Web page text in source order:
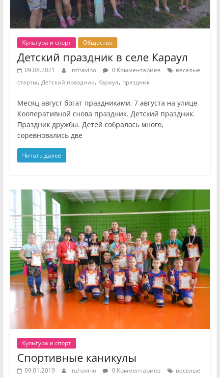
Культура и спорт Общество
Детский праздник в селе Караул
09.08.2021 inzhavino 0 Комментариев
веселые
старты, Детский праздник, Караул, праздник
Месяц август богат праздниками. 7 августа на улице
Кооперативной снова праздник. Детский праздник.
Праздник дружбы. Детей собралось много,
соревновались две
Читать далее
Культура и спорт
Спортивные каникулы
09.01.2019 inzhavino 0 Комментариев веселые